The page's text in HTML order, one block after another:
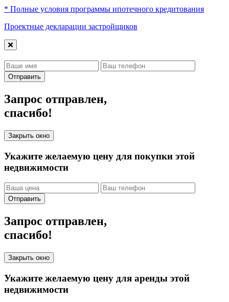
* Полные условия программы ипотечного кредитования
Проектные декларации застройщиков
Отправить
Запрос отправлен,
спасибо!
Закрыть окно
Укажите желаемую цену для покупки этой
недвижимости
Отправить
Запрос отправлен,
спасибо!
Закрыть окно
Укажите желаемую цену для аренды этой
недвижимости